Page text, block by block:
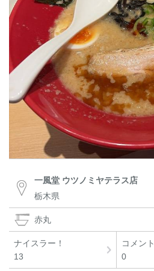
一風堂 ウツノミヤテラス店
栃木県
赤丸
ナイスラー！
13
コメント
0